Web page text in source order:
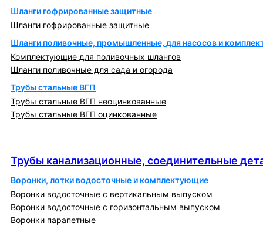
Шланги гофрированные защитные
Шланги гофрированные защитные
Шланги поливочные, промышленные, для насосов и
Комплектующие для поливочных шлангов
Шланги поливочные для сада и огорода
Трубы стальные ВГП
Трубы стальные ВГП неоцинкованные
Трубы стальные ВГП оцинкованные
Трубы канализационные, соединительные
Воронки, лотки водосточные и комплектующие
Воронки водосточные с вертикальным выпуском
Воронки водосточные с горизонтальным выпуском
Воронки парапетные